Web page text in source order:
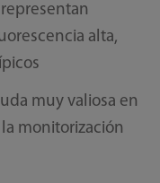
alta,
muy valiosa en
monitorización